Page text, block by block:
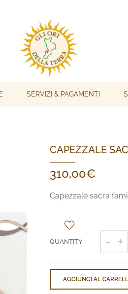
SERVIZI & PAGAMENTI
CAPEZZALE
310,00€
Capezzale sacra
AGGIUNGI AL